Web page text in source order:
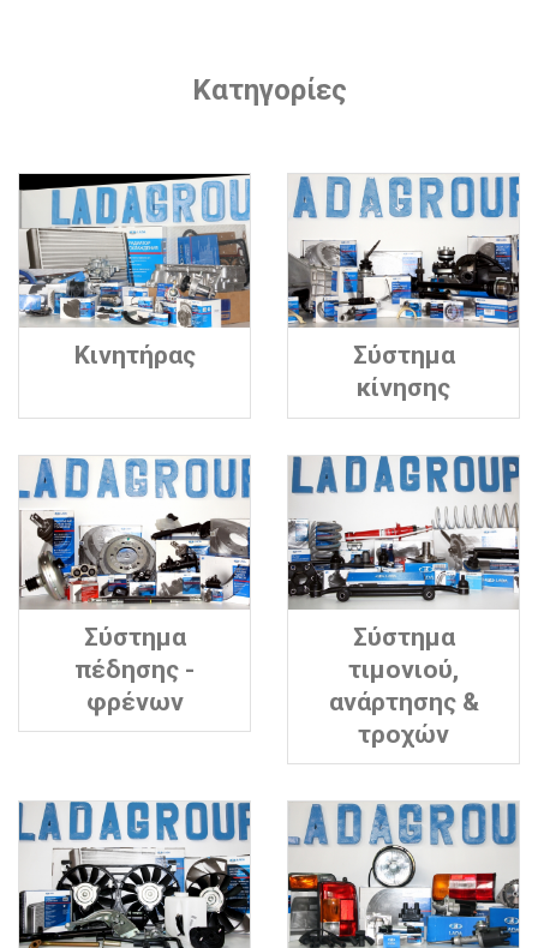
Κατηγορίες
Κινητήρας
Σύστημα
κίνησης
Σύστημα
πέδησης -
φρένων
Σύστημα
τιμονιού,
ανάρτησης &
τροχών